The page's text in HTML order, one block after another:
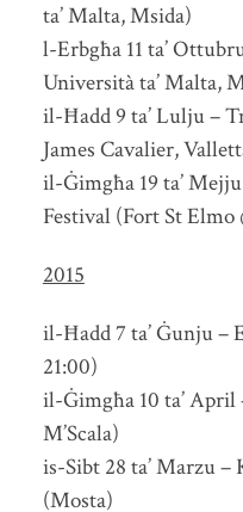
ta’ Malta, Msida)
l-Erbgħa 11 ta’
Università ta’ Malta,
il-Ħadd 9 ta’ Lulju –
James Cavalier,
il-Ġimgħa 19 ta’
Festival (Fort St Elmo
2015
il-Ħadd 7 ta’ Ġunju –
21:00)
il-Ġimgħa 10 ta’
M’Scala)
is-Sibt 28 ta’ Marzu
(Mosta)